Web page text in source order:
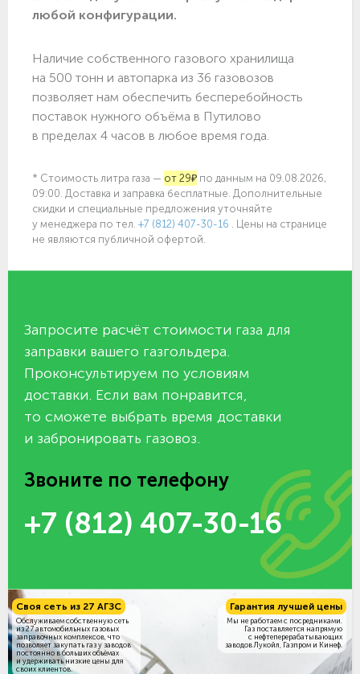
любой конфигурации.
Наличие собственного газового хранилища
на 500 тонн и автопарка из 36 газовозов
позволяет нам обеспечить бесперебойность
поставок нужного объёма в Путилово
в пределах 4 часов в любое время года.
* Стоимость литра газа — от 29₽ по данным на 09.08.2026,
09:00. Доставка и заправка бесплатные. Дополнительные
скидки и специальные предложения уточняйте
у менеджера по тел. +7 (812) 407-30-16 . Цены на странице
не являются публичной офертой.
Запросите расчёт стоимости газа для
заправки вашего газгольдера.
Проконсультируем по условиям
доставки. Если вам понравится,
то сможете выбрать время доставки
и забронировать газовоз.
Звоните по телефону
+7 (812) 407-30-16
Своя сеть из 27 АГЗС
Обслуживаем собственную сеть
из 27 автомобильных газовых
заправочных комплексов, что
позволяет закупать газ у заводов
постоянно в больших объёмах
и удерживать низкие цены для
своих клиентов.
Гарантия лучшей цены
Мы не работаем с посредниками.
Газ поставляется напрямую
с нефтеперерабатывающих
заводов Лукойл, Газпром и Кинеф.